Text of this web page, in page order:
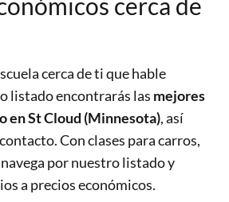
cerca de ti que hable
listado encontrarás las mejores
en St Cloud (Minnesota), así
Con clases para carros,
por nuestro listado y
a precios económicos.